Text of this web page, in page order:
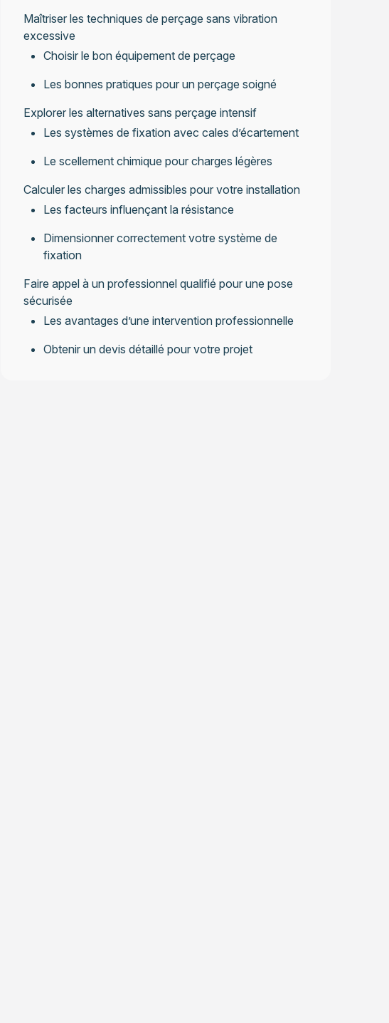
Maîtriser les techniques de perçage sans vibration
excessive
Choisir le bon équipement de perçage
Les bonnes pratiques pour un perçage soigné
Explorer les alternatives sans perçage intensif
Les systèmes de fixation avec cales d’écartement
Le scellement chimique pour charges légères
Calculer les charges admissibles pour votre installation
Les facteurs influençant la résistance
Dimensionner correctement votre système de
fixation
Faire appel à un professionnel qualifié pour une pose
sécurisée
Les avantages d’une intervention professionnelle
Obtenir un devis détaillé pour votre projet